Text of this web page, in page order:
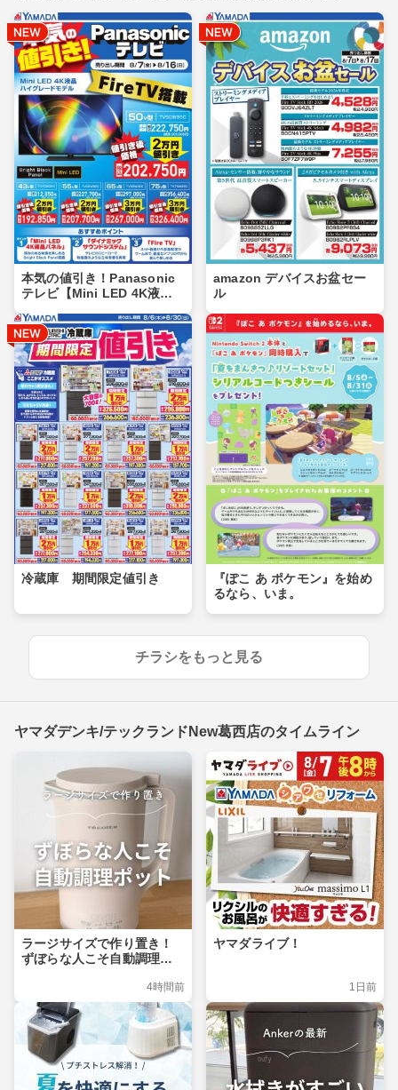
本気の値引き！Panasonic
テレビ【Mini LED 4K液
amazon デバイスお盆セー
ル
冷蔵庫 期間限定値引き
『ぽこ あ ポケモン』を始め
るなら、いま。
チラシをもっと見る
ヤマダデンキ/テックランドNew葛西店のタイムライン
ラージサイズで作り置き！
ずぼらな人こそ自動調理ポ
4時間前
ヤマダライブ！
1日前